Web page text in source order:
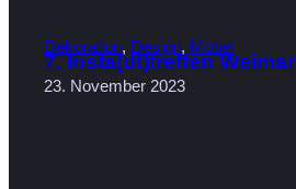
Dekoration, Design, Möbel
7. Insta(dt)treffen Weimar
23. November 2023